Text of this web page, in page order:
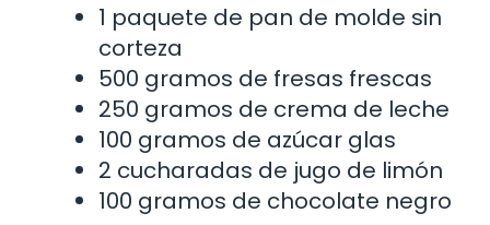
1 paquete de pan de molde sin
corteza
500 gramos de fresas frescas
250 gramos de crema de leche
100 gramos de azúcar glas
2 cucharadas de jugo de limón
100 gramos de chocolate negro